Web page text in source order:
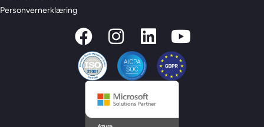
Personvernerklæring